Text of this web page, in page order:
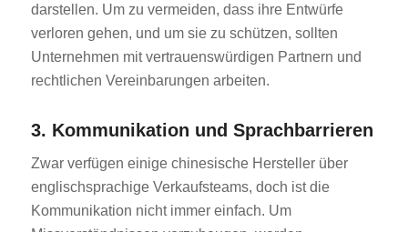
darstellen. Um zu vermeiden, dass ihre Entwürfe
verloren gehen, und um sie zu schützen, sollten
Unternehmen mit vertrauenswürdigen Partnern und
rechtlichen Vereinbarungen arbeiten.
3. Kommunikation und Sprachbarrieren
Zwar verfügen einige chinesische Hersteller über
englischsprachige Verkaufsteams, doch ist die
Kommunikation nicht immer einfach. Um